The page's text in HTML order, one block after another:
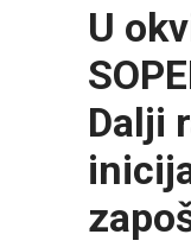
U
Dalji